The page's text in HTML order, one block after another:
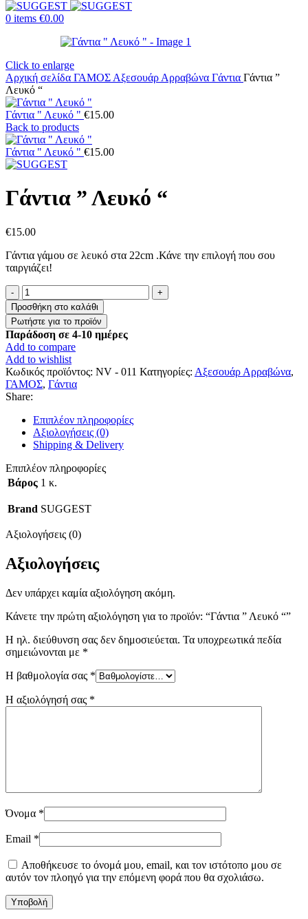
0 items €0.00
Click to enlarge
Αρχική σελίδα ΓΑΜΟΣ Αξεσουάρ Αρραβώνα Γάντια Γάντια ”
Λευκό “
Γάντια " Λευκό " €15.00
Back to products
Γάντια " Λευκό " €15.00
Γάντια ” Λευκό “
€15.00
Γάντια γάμου σε λευκό στα 22cm .Κάνε την επιλογή που σου
ταιργιάζει!
Γάντια
"
Λευκό
"
ποσότητα
Προσθήκη στο καλάθι
Παράδοση σε 4-10 ημέρες
Add to compare
Add to wishlist
Κωδικός προϊόντος: NV - 011 Κατηγορίες: Αξεσουάρ Αρραβώνα,
ΓΑΜΟΣ, Γάντια
Share:
Επιπλέον πληροφορίες
Αξιολογήσεις (0)
Shipping & Delivery
Επιπλέον πληροφορίες
Βάρος 1 κ.
Brand SUGGEST
Αξιολογήσεις (0)
Αξιολογήσεις
Δεν υπάρχει καμία αξιολόγηση ακόμη.
Κάνετε την πρώτη αξιολόγηση για το προϊόν: “Γάντια ” Λευκό “”
Η ηλ. διεύθυνση σας δεν δημοσιεύεται. Τα υποχρεωτικά πεδία
σημειώνονται με *
Η βαθμολογία σας *
Η αξιολόγησή σας *
Όνομα *
Email *
Αποθήκευσε το όνομά μου, email, και τον ιστότοπο μου σε
αυτόν τον πλοηγό για την επόμενη φορά που θα σχολιάσω.